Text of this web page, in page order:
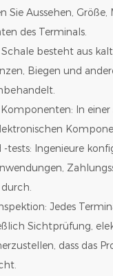
Sie Aussehen,
des Terminals.
besteht aus
Biegen und
In
Ingenieure
Jedes
Sichtprüfung,
dass das